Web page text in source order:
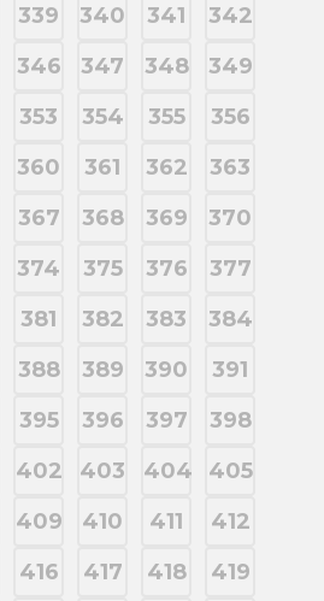
339 340 341
342
346 347 348
349
353 354 355
356
360 361 362
363
367 368 369
370
374 375 376
377
381 382 383
384
388 389 390
391
395 396 397
398
402 403 404
405
409 410 411
412
416 417 418 419